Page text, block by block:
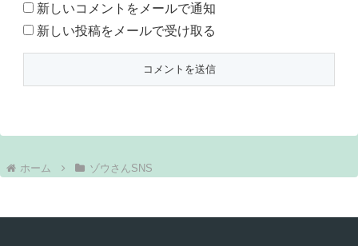
新しいコメントをメールで通知
新しい投稿をメールで受け取る
ホーム ゾウさんSNS